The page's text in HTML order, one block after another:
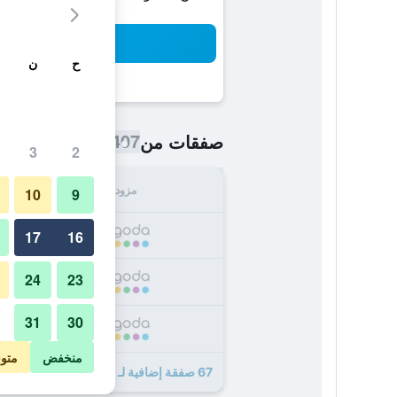
صفقات من407 ﷼
مزود
67 صفقة إضافية لـ البرزيدنت
ح ن
2
3
9
10
16
17
23
24
30
31
منخفض